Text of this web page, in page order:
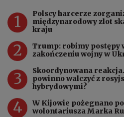
1
Polscy harcerze
międzynarodowy zlot
kraju
2
Trump: robimy postępy
zakończeniu wojny w
3
Skoordynowana reakcja.
powinno walczyć z
hybrydowymi?
4
W Kijowie pożegnano
wolontariusza Marka